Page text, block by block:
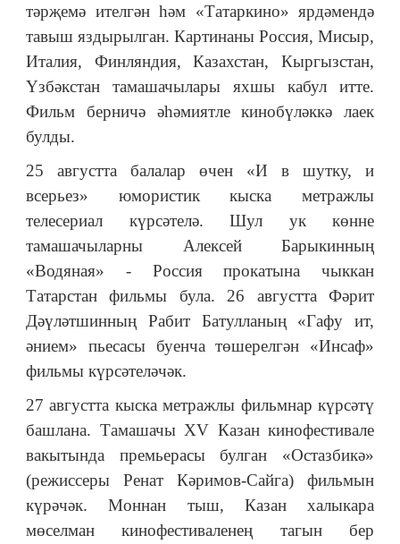
тәрҗемә ителгән һәм «Татаркино» ярдәмендә
тавыш яздырылган. Картинаны Россия, Мисыр,
Италия, Финляндия, Казахстан, Кыргызстан,
Үзбәкстан тамашачылары яхшы кабул итте.
Фильм берничә әһәмиятле кинобүләккә лаек
булды.
25 августта балалар өчен «И в шутку, и
всерьез» юмористик кыска метражлы
телесериал күрсәтелә. Шул ук көнне
тамашачыларны Алексей Барыкинның
«Водяная» - Россия прокатына чыккан
Татарстан фильмы була. 26 августта Фәрит
Дәүләтшинның Рабит Батулланың «Гафу ит,
әнием» пьесасы буенча төшерелгән «Инсаф»
фильмы күрсәтеләчәк.
27 августта кыска метражлы фильмнар күрсәтү
башлана. Тамашачы XV Казан кинофестивале
вакытында премьерасы булган «Остазбикә»
(режиссеры Ренат Кәримов-Сайга) фильмын
күрәчәк. Моннан тыш, Казан халыкара
мөселман кинофестиваленең тагын бер